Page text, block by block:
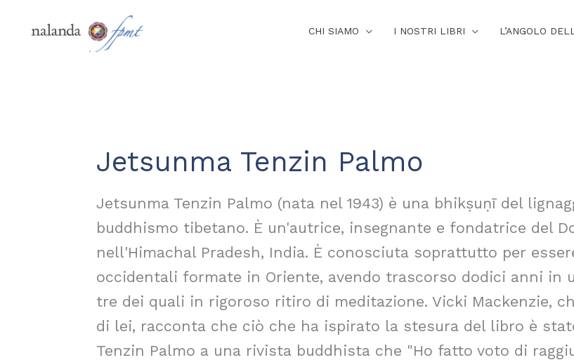
CHI SIAMO I NOSTRI LIBRI L’ANGOLO
Jetsunma Tenzin Palmo
Jetsunma Tenzin Palmo (nata nel 1943) è una bhikṣuṇī del
buddhismo tibetano. È un'autrice, insegnante e fondatrice del
nell'Himachal Pradesh, India. È conosciuta soprattutto per
occidentali formate in Oriente, avendo trascorso dodici anni in
tre dei quali in rigoroso ritiro di meditazione. Vicki Mackenzie,
di lei, racconta che ciò che ha ispirato la stesura del libro è
Tenzin Palmo a una rivista buddhista che "Ho fatto voto di